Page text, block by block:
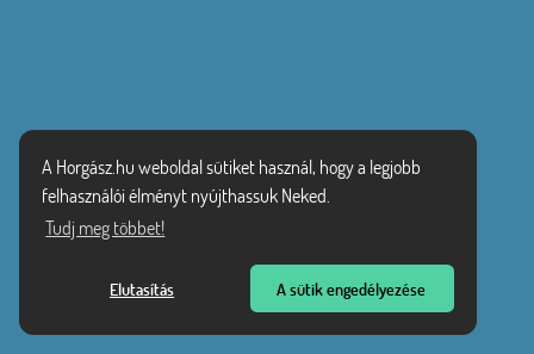
A Horgász.hu weboldal sütiket használ, hogy a legjobb
felhasználói élményt nyújthassuk Neked.
Tudj meg többet!
Elutasítás A sütik engedélyezése